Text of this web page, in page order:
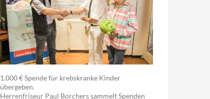
1.000 € Spende für krebskranke Kinder
übergeben.
Herrenfriseur Paul Borchers sammelt Spenden